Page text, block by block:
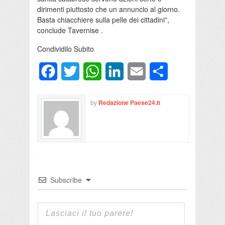
dirimenti piuttosto che un annuncio al giorno.
Basta chiacchiere sulla pelle dei cittadini”,
conclude Tavernise .
Condividilo Subito
FacebookTwitter WhatsAppLinkedInEmail
by Redazione Paese24.it
Subscribe